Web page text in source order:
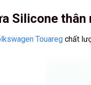
Silicone thân
Touareg chất